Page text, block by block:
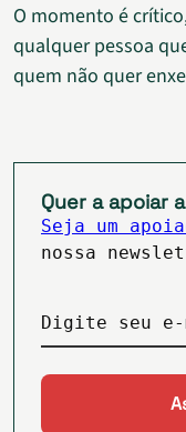
O momento é
qualquer pessoa
quem não quer
Quer a apoiar
Seja um
nossa
Digite seu e-